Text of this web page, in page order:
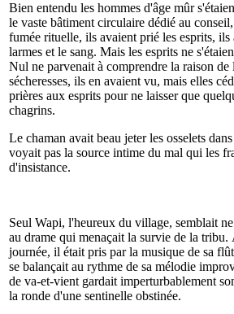
Bien entendu les hommes d'âge mûr
le vaste bâtiment circulaire dédié au
fumée rituelle, ils avaient prié les esprits,
larmes et le sang. Mais les esprits ne
Nul ne parvenait à comprendre la raison de
sécheresses, ils en avaient vu, mais elles
prières aux esprits pour ne laisser que
chagrins.
Le chaman avait beau jeter les osselets
voyait pas la source intime du mal qui les
d'insistance.
Seul Wapi, l'heureux du village, semblait
au drame qui menaçait la survie de la
journée, il était pris par la musique de sa
se balançait au rythme de sa mélodie
de va-et-vient gardait imperturbablement
la ronde d'une sentinelle obstinée.